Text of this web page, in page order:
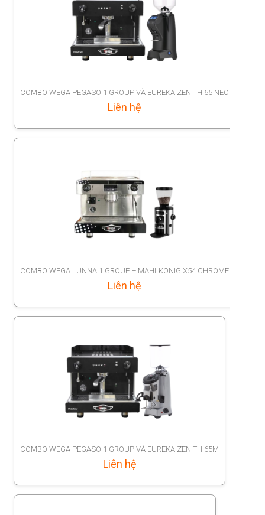
COMBO WEGA PEGASO 1 GROUP VÀ EUREKA ZENITH 65 NEO
Liên hệ
COMBO WEGA LUNNA 1 GROUP + MAHLKONIG X54 CHROME
Liên hệ
COMBO WEGA PEGASO 1 GROUP VÀ EUREKA ZENITH 65M
Liên hệ